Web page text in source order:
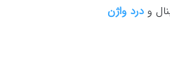
ودرد واژن